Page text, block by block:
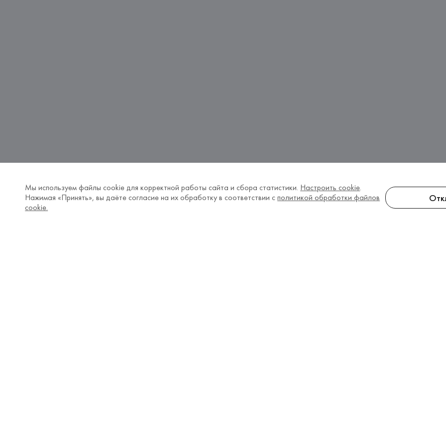
Мы используем файлы cookie для корректной работы сайта и сбора статистики. Настроить cookie.
Нажимая «Принять», вы даёте согласие на их обработку в соответствии с политикой обработки файлов
cookie.